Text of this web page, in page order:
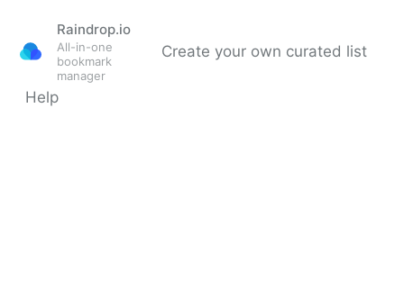
Raindrop.io
All-in-one
bookmark
manager
Create your own curated list
Help